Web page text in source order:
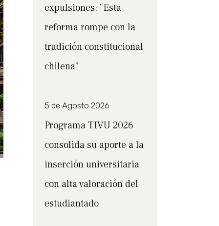
expulsiones: “Esta
reforma rompe con la
tradición constitucional
chilena”
5 de Agosto 2026
Programa TIVU 2026
consolida su aporte a la
inserción universitaria
con alta valoración del
estudiantado